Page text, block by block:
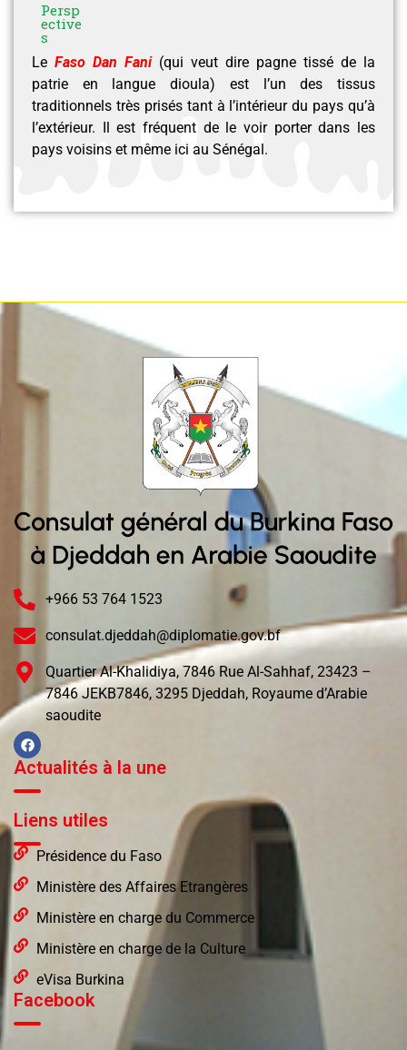
Persp
ective
s
Le Faso Dan Fani(qui veut dire pagne tissé de la
patrie en langue dioula) est l’un des tissus
traditionnels très prisés tant à l’intérieur du pays qu’à
l’extérieur. Il est fréquent de le voir porter dans les
pays voisins et même ici au Sénégal.
+966 53 764 1523
consulat.djeddah@diplomatie.gov.bf
Quartier Al-Khalidiya, 7846 Rue Al-Sahhaf, 23423 –
7846 JEKB7846, 3295 Djeddah, Royaume d’Arabie
saoudite
Actualités à la une
Liens utiles
Présidence du Faso
Ministère des Affaires Etrangères
Ministère en charge du Commerce
Ministère en charge de la Culture
eVisa Burkina
Facebook